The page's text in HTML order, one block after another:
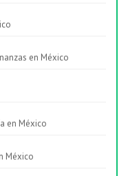
en México
en México
México